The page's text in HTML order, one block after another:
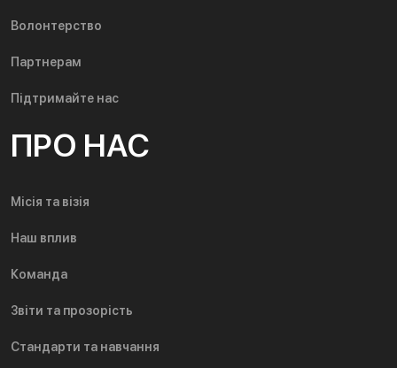
Волонтерство
Партнерам
Підтримайте нас
ПРО НАС
Місія та візія
Наш вплив
Команда
Звіти та прозорість
Стандарти та навчання